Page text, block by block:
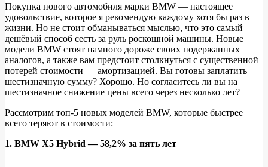
ТОП-5:
Самые
быстро
обесценивающиеся
новые
модели
BMW
Покупка нового автомобиля марки BMW — настоящее
удовольствие, которое я рекомендую каждому хотя бы раз в
жизни. Но не стоит обманываться мыслью, что это самый
дешёвый способ сесть за руль роскошной машины. Новые
модели BMW стоят намного дороже своих подержанных
аналогов, а также вам предстоит столкнуться с существенной
потерей стоимости — амортизацией. Вы готовы заплатить
шестизначную сумму? Хорошо. Но согласитесь ли вы на
шестизначное снижение цены всего через несколько лет?
Рассмотрим топ-5 новых моделей BMW, которые быстрее
всего теряют в стоимости:
1. BMW X5 Hybrid — 58,2% за пять лет